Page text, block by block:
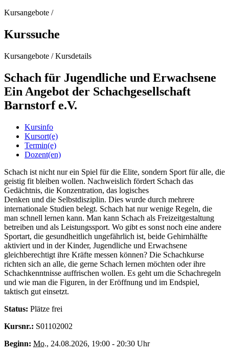
Kursangebote /
Kurssuche
Kursangebote /Kursdetails
Schach für Jugendliche und Erwachsene
Ein Angebot der Schachgesellschaft
Barnstorf e.V.
Kursinfo
Kursort(e)
Termin(e)
Dozent(en)
Schach ist nicht nur ein Spiel für die Elite, sondern Sport für alle, die
geistig fit bleiben wollen. Nachweislich fördert Schach das
Gedächtnis, die Konzentration, das logisches
Denken und die Selbstdisziplin. Dies wurde durch mehrere
internationale Studien belegt. Schach hat nur wenige Regeln, die
man schnell lernen kann. Man kann Schach als Freizeitgestaltung
betreiben und als Leistungssport. Wo gibt es sonst noch eine andere
Sportart, die gesundheitlich ungefährlich ist, beide Gehirnhälfte
aktiviert und in der Kinder, Jugendliche und Erwachsene
gleichberechtigt ihre Kräfte messen können? Die Schachkurse
richten sich an alle, die gerne Schach lernen möchten oder ihre
Schachkenntnisse auffrischen wollen. Es geht um die Schachregeln
und wie man die Figuren, in der Eröffnung und im Endspiel,
taktisch gut einsetzt.
Status: Plätze frei
Kursnr.: S01102002
Beginn: Mo., 24.08.2026, 19:00 - 20:30 Uhr